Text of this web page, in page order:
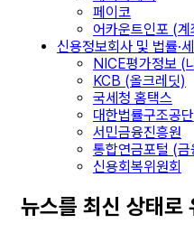
페이코
어카운트인포 (계
신용정보회사 및 법률·
NICE평가정보 (
KCB (올크레딧)
국세청 홈택스
대한법률구조공단
서민금융진흥원
통합연금포털 (금
신용회복위원회
뉴스를 최신 상태로